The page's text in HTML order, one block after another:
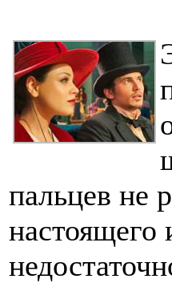
пальцев не
настоящего